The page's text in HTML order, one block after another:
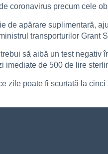
coronavirus precum cele
de apărare suplimentară,
transporturilor Grant
să aibă un test negativ
imediate de 500 de lire
zile poate fi scurtată la